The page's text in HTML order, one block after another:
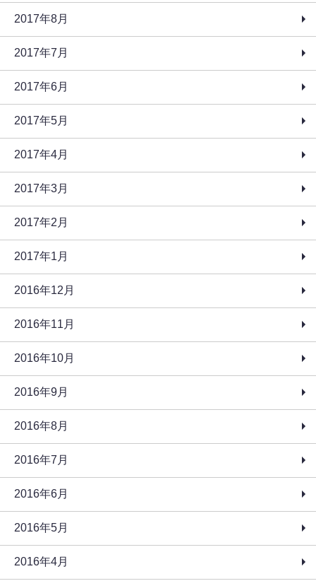
2017年8月
2017年7月
2017年6月
2017年5月
2017年4月
2017年3月
2017年2月
2017年1月
2016年12月
2016年11月
2016年10月
2016年9月
2016年8月
2016年7月
2016年6月
2016年5月
2016年4月